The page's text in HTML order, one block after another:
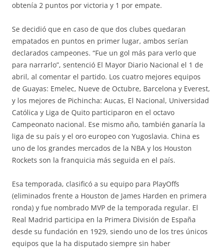
obtenía 2 puntos por victoria y 1 por empate.
Se decidió que en caso de que dos clubes quedaran
empatados en puntos en primer lugar, ambos serían
declarados campeones. “Fue un gol más para verlo que
para narrarlo”, sentenció El Mayor Diario Nacional el 1 de
abril, al comentar el partido. Los cuatro mejores equipos
de Guayas: Emelec, Nueve de Octubre, Barcelona y Everest,
y los mejores de Pichincha: Aucas, El Nacional, Universidad
Católica y Liga de Quito participaron en el octavo
Campeonato nacional. Ese mismo año, también ganaría la
liga de su país y el oro europeo con Yugoslavia. China es
uno de los grandes mercados de la NBA y los Houston
Rockets son la franquicia más seguida en el país.
Esa temporada, clasificó a su equipo para PlayOffs
(eliminados frente a Houston de James Harden en primera
ronda) y fue nombrado MVP de la temporada regular. El
Real Madrid participa en la Primera División de España
desde su fundación en 1929, siendo uno de los tres únicos
equipos que la ha disputado siempre sin haber